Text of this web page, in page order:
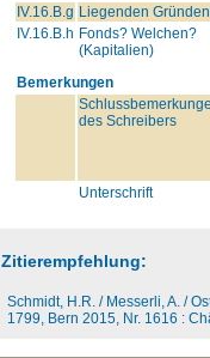
IV.16.B.g Liegenden
IV.16.B.h Fonds? Welchen?
(Kapitalien)
Bemerkungen
des Schreibers
Unterschrift
Zitierempfehlung:
Schmidt, H.R. / Messerli, A. /
1799, Bern 2015, Nr. 1616 :